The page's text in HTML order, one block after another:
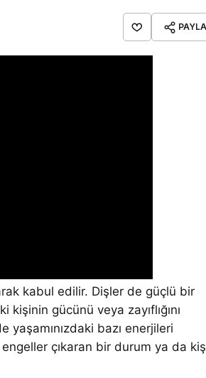
kabul edilir. Dişler de güçlü bir
gücünü veya zayıflığını
bazı enerjileri
çıkaran bir durum ya da